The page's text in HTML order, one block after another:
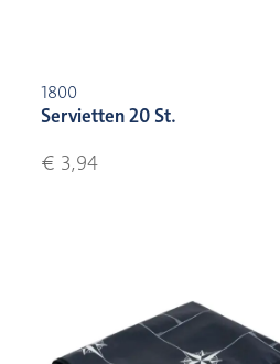
1800
Servietten 20 St.
€ 3,94